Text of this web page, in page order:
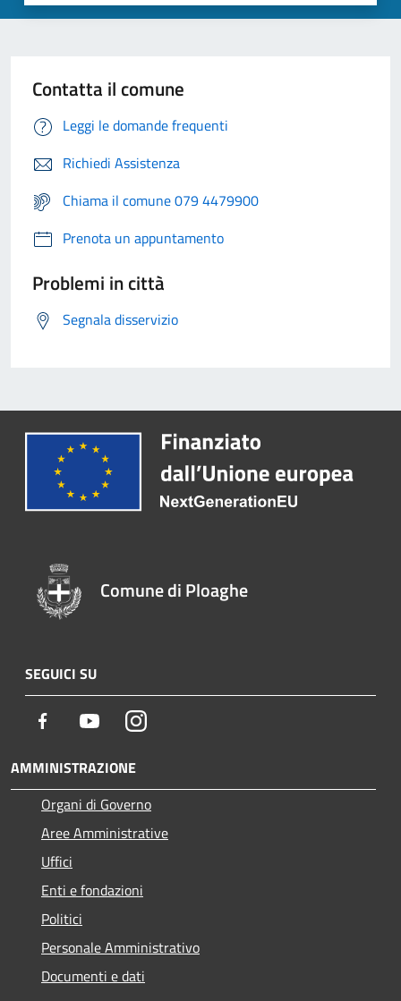
Contatta il comune
Leggi le domande frequenti
Richiedi Assistenza
Chiama il comune 079 4479900
Prenota un appuntamento
Problemi in città
Segnala disservizio
Comune di Ploaghe
SEGUICI SU
Facebook YoutubeInstagram
AMMINISTRAZIONE
Organi di Governo
Aree Amministrative
Uffici
Enti e fondazioni
Politici
Personale Amministrativo
Documenti e dati